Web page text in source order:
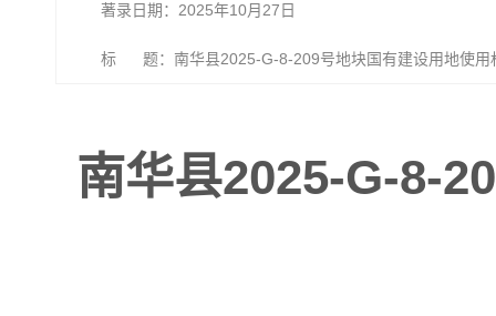
著录日期：2025年10月27日
标 题：南华县2025-G-8-209号地块国有建设用地使用
南华县2025-G-8-